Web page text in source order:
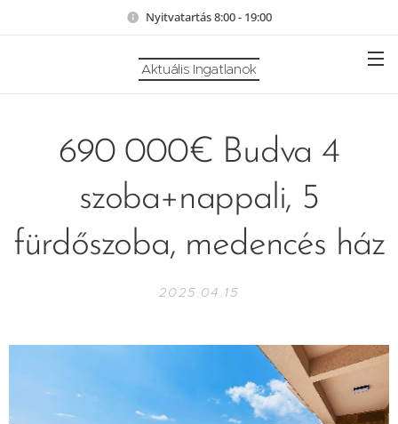
Nyitvatartás 8:00 - 19:00
Aktuális Ingatlanok
690 000€ Budva 4
szoba+nappali, 5
fürdőszoba, medencés ház
2025.04.15